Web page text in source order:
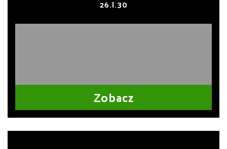
26.l.30
Zobacz